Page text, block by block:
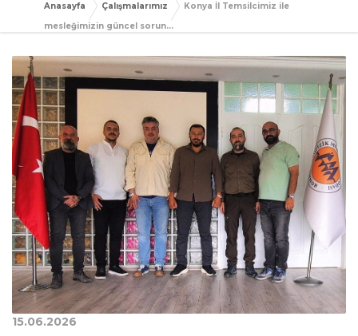
Anasayfa Çalışmalarımız
Konya İl Temsilcimiz ile
mesleğimizin güncel sorun...
15.06.2026